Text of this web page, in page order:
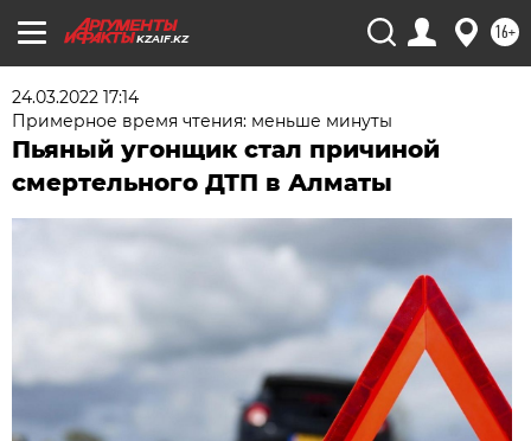
KZAIF.KZ 16+
24.03.2022 17:14
Примерное время чтения: меньше минуты
Пьяный угонщик стал причиной
смертельного ДТП в Алматы